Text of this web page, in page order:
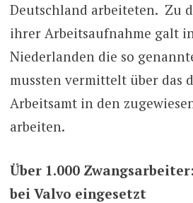
Deutschland arbeiteten. Zu
ihrer Arbeitsaufnahme galt
Niederlanden die so
mussten vermittelt über das
Arbeitsamt in den
arbeiten.
Über 1.000
bei Valvo eingesetzt